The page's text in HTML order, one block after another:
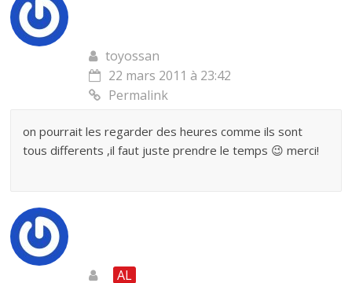
toyossan
22 mars 2011 à 23:42
Permalink
on pourrait les regarder des heures comme ils sont
tous differents ,il faut juste prendre le temps 😉 merci!
AL